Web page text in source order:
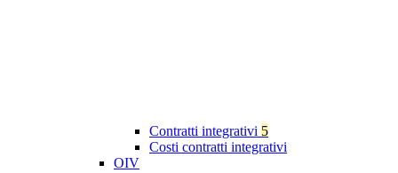
Contratti integrativi 5
Costi contratti integrativi
OIV